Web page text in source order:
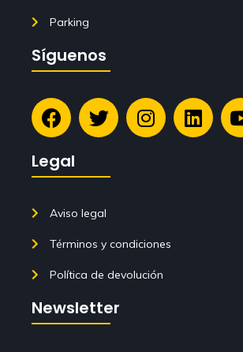
Parking
Síguenos
Legal
Aviso legal
Términos y condiciones
Política de devolución
Newsletter